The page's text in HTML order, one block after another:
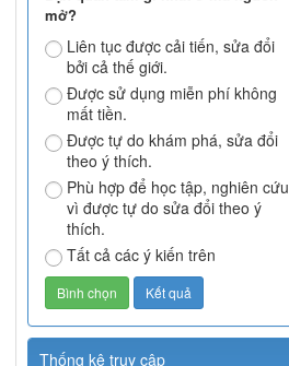
mở?
Liên tục được cải tiến, sửa đổi
bởi cả thế giới.
Được sử dụng miễn phí không
mất tiền.
Được tự do khám phá, sửa đổi
theo ý thích.
Phù hợp để học tập, nghiên cứu
vì được tự do sửa đổi theo ý
thích.
Tất cả các ý kiến trên
Thống kê truy cập